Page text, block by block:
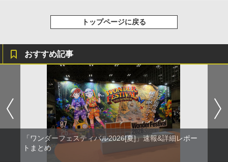
トップページに戻る
おすすめ記事
「ワンダーフェスティバル2026[夏]」速報&詳細レポー
トまとめ